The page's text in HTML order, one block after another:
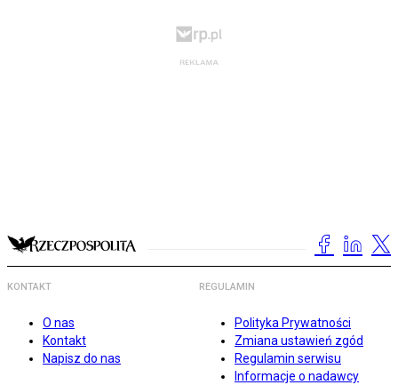
KONTAKT
O nas
Kontakt
Napisz do nas
REGULAMIN
Polityka Prywatności
Zmiana ustawień zgód
Regulamin serwisu
Informacje o nadawcy